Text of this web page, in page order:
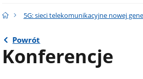
5G: sieci telekomunikacyjne nowej
Powrót
Konferencje